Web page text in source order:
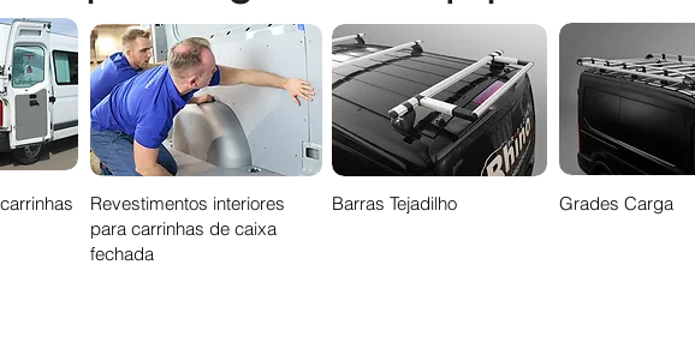
Revestimentos interiores
para carrinhas de caixa
fechada
Barras Tejadilho Grades Carga